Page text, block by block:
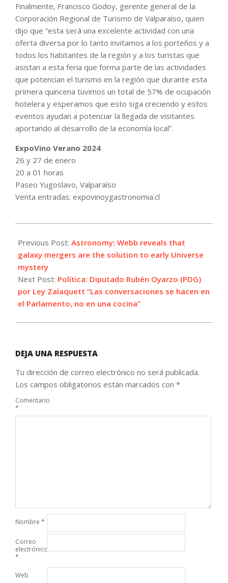
Finalmente, Francisco Godoy, gerente general de la
Corporación Regional de Turismo de Valparaíso, quien
dijo que “esta será una excelente actividad con una
oferta diversa por lo tanto invitamos a los porteños y a
todos los habitantes de la región y a los turistas que
asistan a esta feria que forma parte de las actividades
que potencian el turismo en la región que durante esta
primera quincena tuvimos un total de 57% de ocupación
hotelera y esperamos que esto siga creciendo y estos
eventos ayudan a potenciar la llegada de visitantes
aportando al desarrollo de la economía local”.
ExpoVino Verano 2024
26 y 27 de enero
20 a 01 horas
Paseo Yugoslavo, Valparaíso
Venta entradas: expovinoygastronomia.cl
01-
18
Previous Post: Astronomy: Webb reveals that
galaxy mergers are the solution to early Universe
mystery
Next Post: Política: Diputado Rubén Oyarzo (PDG)
por Ley Zalaquett “Las conversaciones se hacen en
el Parlamento, no en una cocina”
DEJA UNA RESPUESTA
Tu dirección de correo electrónico no será publicada.
Los campos obligatorios están marcados con *
Comentario
*
Nombre *
Correo
electrónico
*
Web